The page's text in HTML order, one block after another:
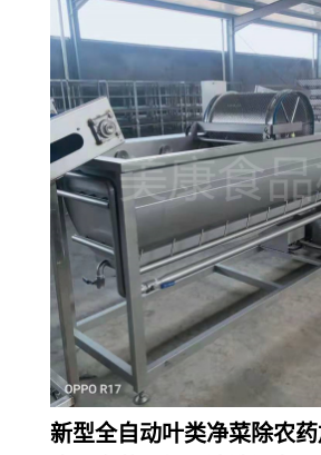
新型全自动叶类净菜除农